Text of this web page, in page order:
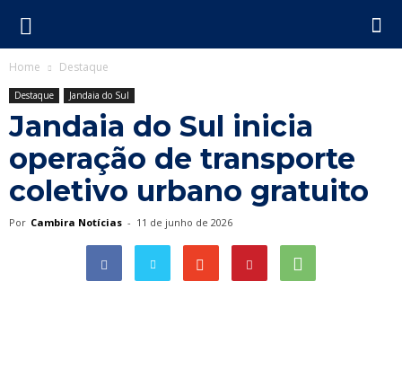
Home Destaque
Destaque Jandaia do Sul
Jandaia do Sul inicia
operação de transporte
coletivo urbano gratuito
Por Cambira Notícias - 11 de junho de 2026